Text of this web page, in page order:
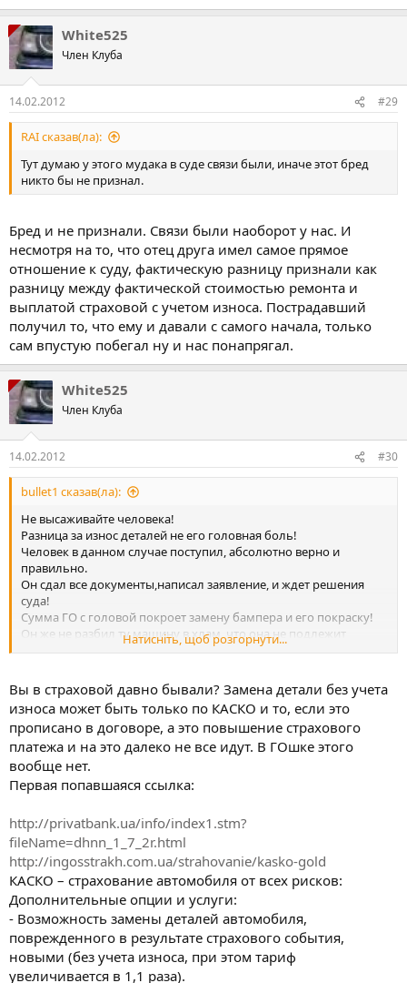
White525
Член Клуба
14.02.2012 #29
RAI сказав(ла):
Тут думаю у этого мудака в суде связи были, иначе этот бред
никто бы не признал.
Бред и не признали. Связи были наоборот у нас. И
несмотря на то, что отец друга имел самое прямое
отношение к суду, фактическую разницу признали как
разницу между фактической стоимостью ремонта и
выплатой страховой с учетом износа. Пострадавший
получил то, что ему и давали с самого начала, только
сам впустую побегал ну и нас понапрягал.
White525
Член Клуба
14.02.2012 #30
bullet1 сказав(ла):
Не высаживайте человека!
Разница за износ деталей не его головная боль!
Человек в данном случае поступил, абсолютно верно и
правильно.
Он сдал все документы,написал заявление, и ждет решения
суда!
Сумма ГО с головой покроет замену бампера и его покраску!
Он же не разбил ту машину в хлам, что она не подлежит
восстановлению!
Натисніть, щоб розгорнути...
Вы в страховой давно бывали? Замена детали без учета
износа может быть только по КАСКО и то, если это
прописано в договоре, а это повышение страхового
платежа и на это далеко не все идут. В ГОшке этого
вообще нет.
Первая попавшаяся ссылка:
http://privatbank.ua/info/index1.stm?
fileName=dhnn_1_7_2r.html
http://ingosstrakh.com.ua/strahovanie/kasko-gold
КАСКО – страхование автомобиля от всех рисков:
Дополнительные опции и услуги:
- Возможность замены деталей автомобиля,
поврежденного в результате страхового события,
новыми (без учета износа, при этом тариф
увеличивается в 1,1 раза).